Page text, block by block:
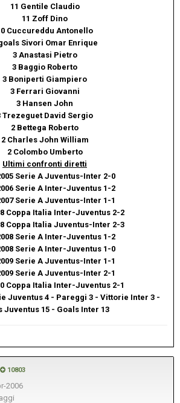
11 Gentile Claudio
11 Zoff Dino
Cuccureddu Antonello
Sivori Omar Enrique
3 Anastasi Pietro
3 Baggio Roberto
3 Boniperti Giampiero
3 Ferrari Giovanni
3 Hansen John
Trezeguet David Sergio
2 Bettega Roberto
2 Charles John William
2 Colombo Umberto
Ultimi confronti diretti
Serie A Juventus-Inter 2-0
Serie A Inter-Juventus 1-2
Serie A Juventus-Inter 1-1
Coppa Italia Inter-Juventus 2-2
Coppa Italia Juventus-Inter 2-3
Serie A Inter-Juventus 1-2
Serie A Inter-Juventus 1-0
Serie A Juventus-Inter 1-1
Serie A Juventus-Inter 2-1
Coppa Italia Inter-Juventus 2-1
Juventus 4 - Pareggi 3 - Vittorie Inter 3 -
Juventus 15 - Goals Inter 13
10803
2006